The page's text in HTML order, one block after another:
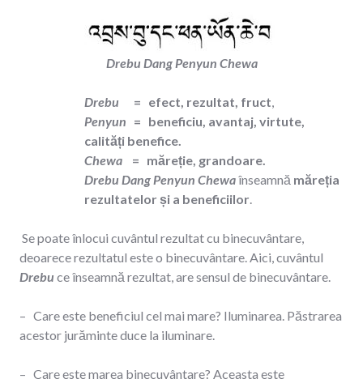
Drebu Dang Penyun Chewa
Drebu = efect, rezultat, fruct,
Penyun = beneficiu, avantaj, virtute,
calități benefice.
Chewa
= măreție, grandoare.
Drebu Dang Penyun Chewaînseamnă măreția
rezultatelor și a beneficiilor.
Se poate înlocui cuvântul rezultat cu binecuvântare,
deoarece rezultatul este o binecuvântare. Aici, cuvântul
Drebu ce înseamnă rezultat, are sensul de binecuvântare.
– Care este beneficiul cel mai mare? Iluminarea. Păstrarea
acestor jurăminte duce la iluminare.
– Care este marea binecuvântare? Aceasta este